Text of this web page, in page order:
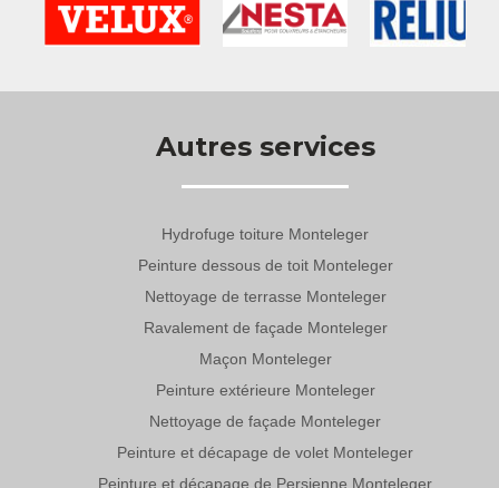
Autres services
Hydrofuge toiture Monteleger
Peinture dessous de toit Monteleger
Nettoyage de terrasse Monteleger
Ravalement de façade Monteleger
Maçon Monteleger
Peinture extérieure Monteleger
Nettoyage de façade Monteleger
Peinture et décapage de volet Monteleger
Peinture et décapage de Persienne Monteleger